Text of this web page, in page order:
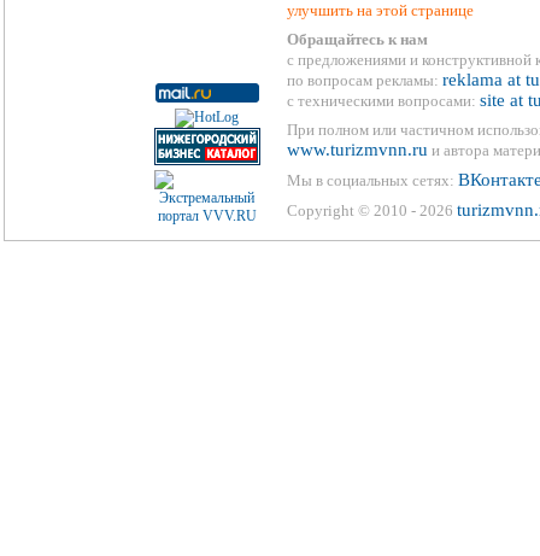
улучшить на этой странице
Обращайтесь к нам
с предложениями и конструктивной
по вопросам рекламы: reklama at
с техническими вопросами: site at
При полном или частичном
www.turizmvnn.ru и автора
Мы в социальных сетях:
Copyright © 2010 - 2026